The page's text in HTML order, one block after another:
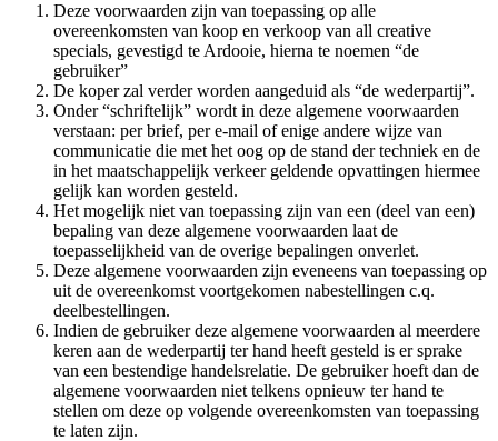
Deze voorwaarden zijn van toepassing op alle
overeenkomsten van koop en verkoop van all creative
specials, gevestigd te Ardooie, hierna te noemen “de
gebruiker”
De koper zal verder worden aangeduid als “de wederpartij”.
Onder “schriftelijk” wordt in deze algemene voorwaarden
verstaan: per brief, per e-mail of enige andere wijze van
communicatie die met het oog op de stand der techniek en de
in het maatschappelijk verkeer geldende opvattingen hiermee
gelijk kan worden gesteld.
Het mogelijk niet van toepassing zijn van een (deel van een)
bepaling van deze algemene voorwaarden laat de
toepasselijkheid van de overige bepalingen onverlet.
Deze algemene voorwaarden zijn eveneens van toepassing op
uit de overeenkomst voortgekomen nabestellingen c.q.
deelbestellingen.
Indien de gebruiker deze algemene voorwaarden al meerdere
keren aan de wederpartij ter hand heeft gesteld is er sprake
van een bestendige handelsrelatie. De gebruiker hoeft dan de
algemene voorwaarden niet telkens opnieuw ter hand te
stellen om deze op volgende overeenkomsten van toepassing
te laten zijn.